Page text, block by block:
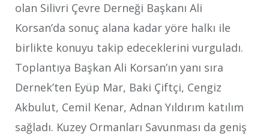
olan Silivri Çevre Derneği Başkanı Ali
Korsan’da sonuç alana kadar yöre halkı ile
birlikte konuyu takip edeceklerini vurguladı.
Toplantıya Başkan Ali Korsan’ın yanı sıra
Dernek’ten Eyüp Mar, Baki Çiftçi, Cengiz
Akbulut, Cemil Kenar, Adnan Yıldırım katılım
sağladı. Kuzey Ormanları Savunması da geniş